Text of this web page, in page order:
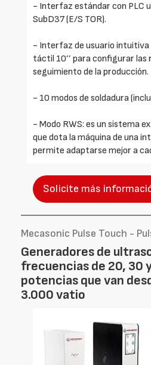
- Interfaz estándar con PLC
SubD37 (E/S TOR).
- Interfaz de usuario intuitiva
táctil 10’’ para configurar las
seguimiento de la producción.
- 10 modos de soldadura
- Modo RWS: es un sistema
que dota la máquina de una
permite adaptarse mejor a
Solicite más
Mecasonic Pulse Touch -
Generadores de
frecuencias de 20, 30
potencias que van
3.000 vatio